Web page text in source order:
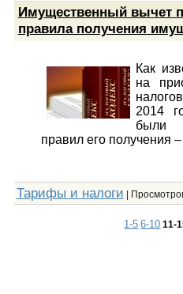
Имущественный вычет
правила получения
Как
на
2014
были
правил его получения
Тарифы и налоги |
1-5 6-10 11-